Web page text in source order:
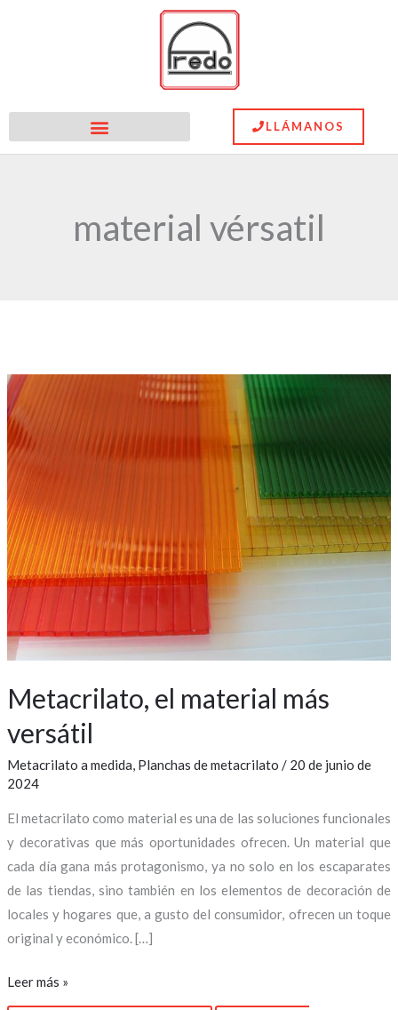
LLÁMANOS
material vérsatil
Metacrilato, el material más
versátil
Metacrilato a medida Planchas de metacrilato / 20 de junio de
2024
El metacrilato como material es una de las soluciones funcionales
y decorativas que más oportunidades ofrecen. Un material que
cada día gana más protagonismo, ya no solo en los escaparates
de las tiendas, sino también en los elementos de decoración de
locales y hogares que, a gusto del consumidor, ofrecen un toque
original y económico. […]
Metacrilato,
el
material
más
versátil
Leer más »